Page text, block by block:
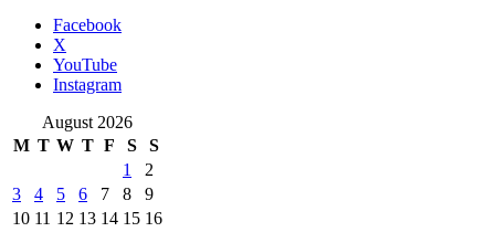
Facebook
X
YouTube
Instagram
August 2026
M T W T F S
S
1
2
3
4 5 6 7 8
9
10 11 12 13 14 15 16